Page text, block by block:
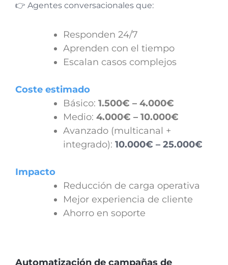
👉 Agentes conversacionales que:
Responden 24/7
Aprenden con el tiempo
Escalan casos complejos
Coste estimado
Básico: 1.500€ – 4.000€
Medio: 4.000€ – 10.000€
Avanzado (multicanal +
integrado): 10.000€ – 25.000€
Impacto
Reducción de carga operativa
Mejor experiencia de cliente
Ahorro en soporte
Automatización de campañas de